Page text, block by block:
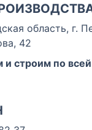
область, г.
42
и строим по